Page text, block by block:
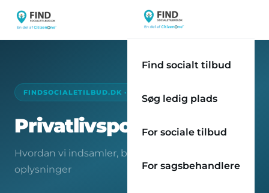
Find socialt tilbud
Søg ledig plads
For sociale tilbud
For sagsbehandlere
FINDSOCIALETILBUD.DK · JURIDISK
Privatlivspolitik
Hvordan vi indsamler, bruger og beskytter dine
oplysninger